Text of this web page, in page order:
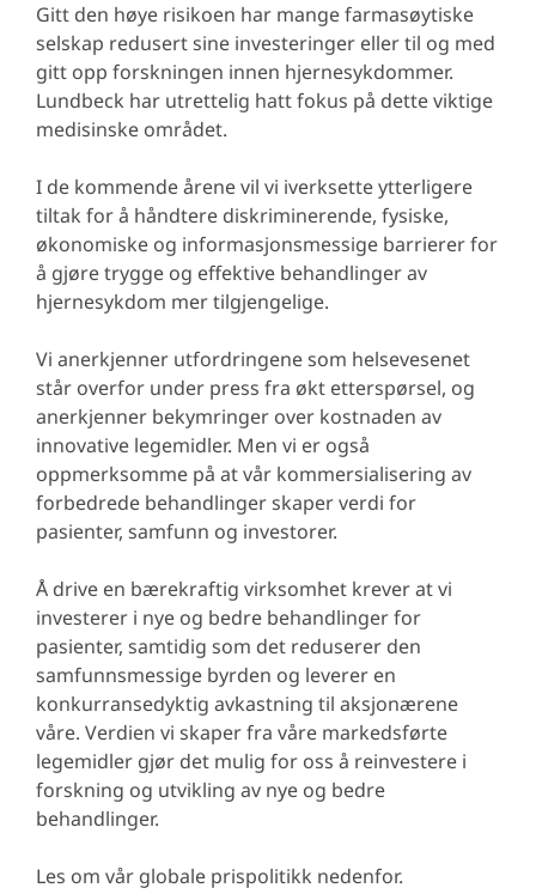
Gitt den høye risikoen har mange farmasøytiske
selskap redusert sine investeringer eller til og med
gitt opp forskningen innen hjernesykdommer.
Lundbeck har utrettelig hatt fokus på dette viktige
medisinske området.
I de kommende årene vil vi iverksette ytterligere
tiltak for å håndtere diskriminerende, fysiske,
økonomiske og informasjonsmessige barrierer for
å gjøre trygge og effektive behandlinger av
hjernesykdom mer tilgjengelige.
Vi anerkjenner utfordringene som helsevesenet
står overfor under press fra økt etterspørsel, og
anerkjenner bekymringer over kostnaden av
innovative legemidler. Men vi er også
oppmerksomme på at vår kommersialisering av
forbedrede behandlinger skaper verdi for
pasienter, samfunn og investorer.
Å drive en bærekraftig virksomhet krever at vi
investerer i nye og bedre behandlinger for
pasienter, samtidig som det reduserer den
samfunnsmessige byrden og leverer en
konkurransedyktig avkastning til aksjonærene
våre. Verdien vi skaper fra våre markedsførte
legemidler gjør det mulig for oss å reinvestere i
forskning og utvikling av nye og bedre
behandlinger.
Les om vår globale prispolitikk nedenfor.